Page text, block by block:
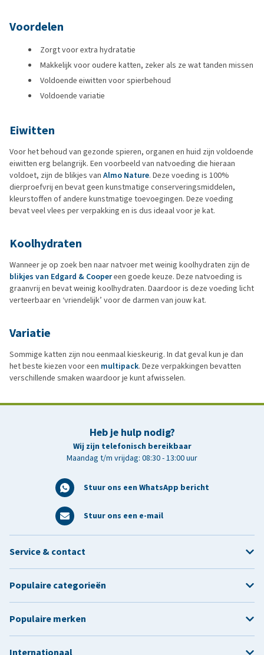
Voordelen
Zorgt voor extra hydratatie
Makkelijk voor oudere katten, zeker als ze wat tanden missen
Voldoende eiwitten voor spierbehoud
Voldoende variatie
Eiwitten
Voor het behoud van gezonde spieren, organen en huid zijn voldoende
eiwitten erg belangrijk. Een voorbeeld van natvoeding die hieraan
voldoet, zijn de blikjes van Almo Nature. Deze voeding is 100%
dierproefvrij en bevat geen kunstmatige conserveringsmiddelen,
kleurstoffen of andere kunstmatige toevoegingen. Deze voeding
bevat veel vlees per verpakking en is dus ideaal voor je kat.
Koolhydraten
Wanneer je op zoek ben naar natvoer met weinig koolhydraten zijn de
blikjes van Edgard & Coopereen goede keuze. Deze natvoeding is
graanvrij en bevat weinig koolhydraten. Daardoor is deze voeding licht
verteerbaar en ‘vriendelijk’ voor de darmen van jouw kat.
Variatie
Sommige katten zijn nou eenmaal kieskeurig. In dat geval kun je dan
het beste kiezen voor een multipack. Deze verpakkingen bevatten
verschillende smaken waardoor je kunt afwisselen.
Heb je hulp nodig?
Wij zijn telefonisch bereikbaar
Maandag t/m vrijdag: 08:30 - 13:00 uur
Stuur ons een WhatsApp bericht
Stuur ons een e-mail
Service & contact
Populaire categorieën
Populaire merken
Internationaal